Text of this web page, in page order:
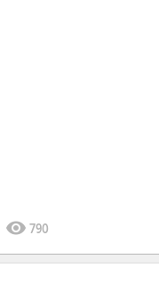
visibility 790